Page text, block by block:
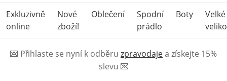
Exkluzivně
online
Nové
zboží!
Oblečení
Spodní
prádlo
Boty
Velké
💌 Přihlaste se nyní k odběru zpravodajea získejte 15%
slevu 💌